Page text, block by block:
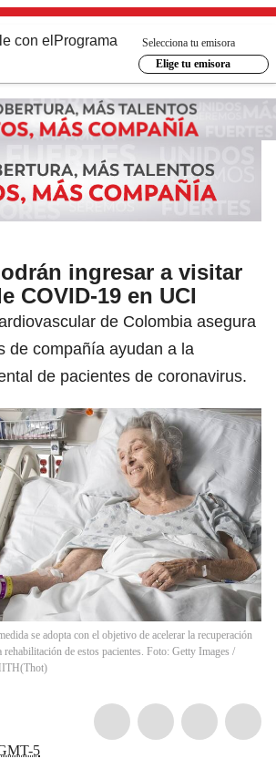
con el Programa
Selecciona tu emisora
Elige tu emisora
ingresar a visitar
COVID-19 en UCI
de Colombia asegura
de compañía ayudan a la
de pacientes de coronavirus.
se adopta con el objetivo de acelerar la recuperación
de estos pacientes. Foto: Getty Images /
(Thot)
5